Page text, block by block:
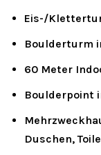
Eis-/
Boulderturm
60 Meter
Boulderpoint
Duschen,